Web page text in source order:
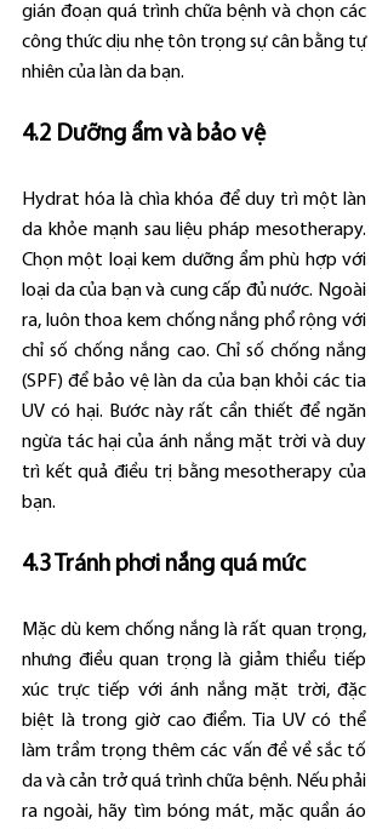
gián đoạn quá trình chữa bệnh và chọn các
công thức dịu nhẹ tôn trọng sự cân bằng tự
nhiên của làn da bạn.
4.2 Dưỡng ẩm và bảo vệ
Hydrat hóa là chìa khóa để duy trì một làn
da khỏe mạnh sau liệu pháp mesotherapy.
Chọn một loại kem dưỡng ẩm phù hợp với
loại da của bạn và cung cấp đủ nước. Ngoài
ra, luôn thoa kem chống nắng phổ rộng với
chỉ số chống nắng cao. Chỉ số chống nắng
(SPF) để bảo vệ làn da của bạn khỏi các tia
UV có hại. Bước này rất cần thiết để ngăn
ngừa tác hại của ánh nắng mặt trời và duy
trì kết quả điều trị bằng mesotherapy của
bạn.
4.3 Tránh phơi nắng quá mức
Mặc dù kem chống nắng là rất quan trọng,
nhưng điều quan trọng là giảm thiểu tiếp
xúc trực tiếp với ánh nắng mặt trời, đặc
biệt là trong giờ cao điểm. Tia UV có thể
làm trầm trọng thêm các vấn đề về sắc tố
da và cản trở quá trình chữa bệnh. Nếu phải
ra ngoài, hãy tìm bóng mát, mặc quần áo